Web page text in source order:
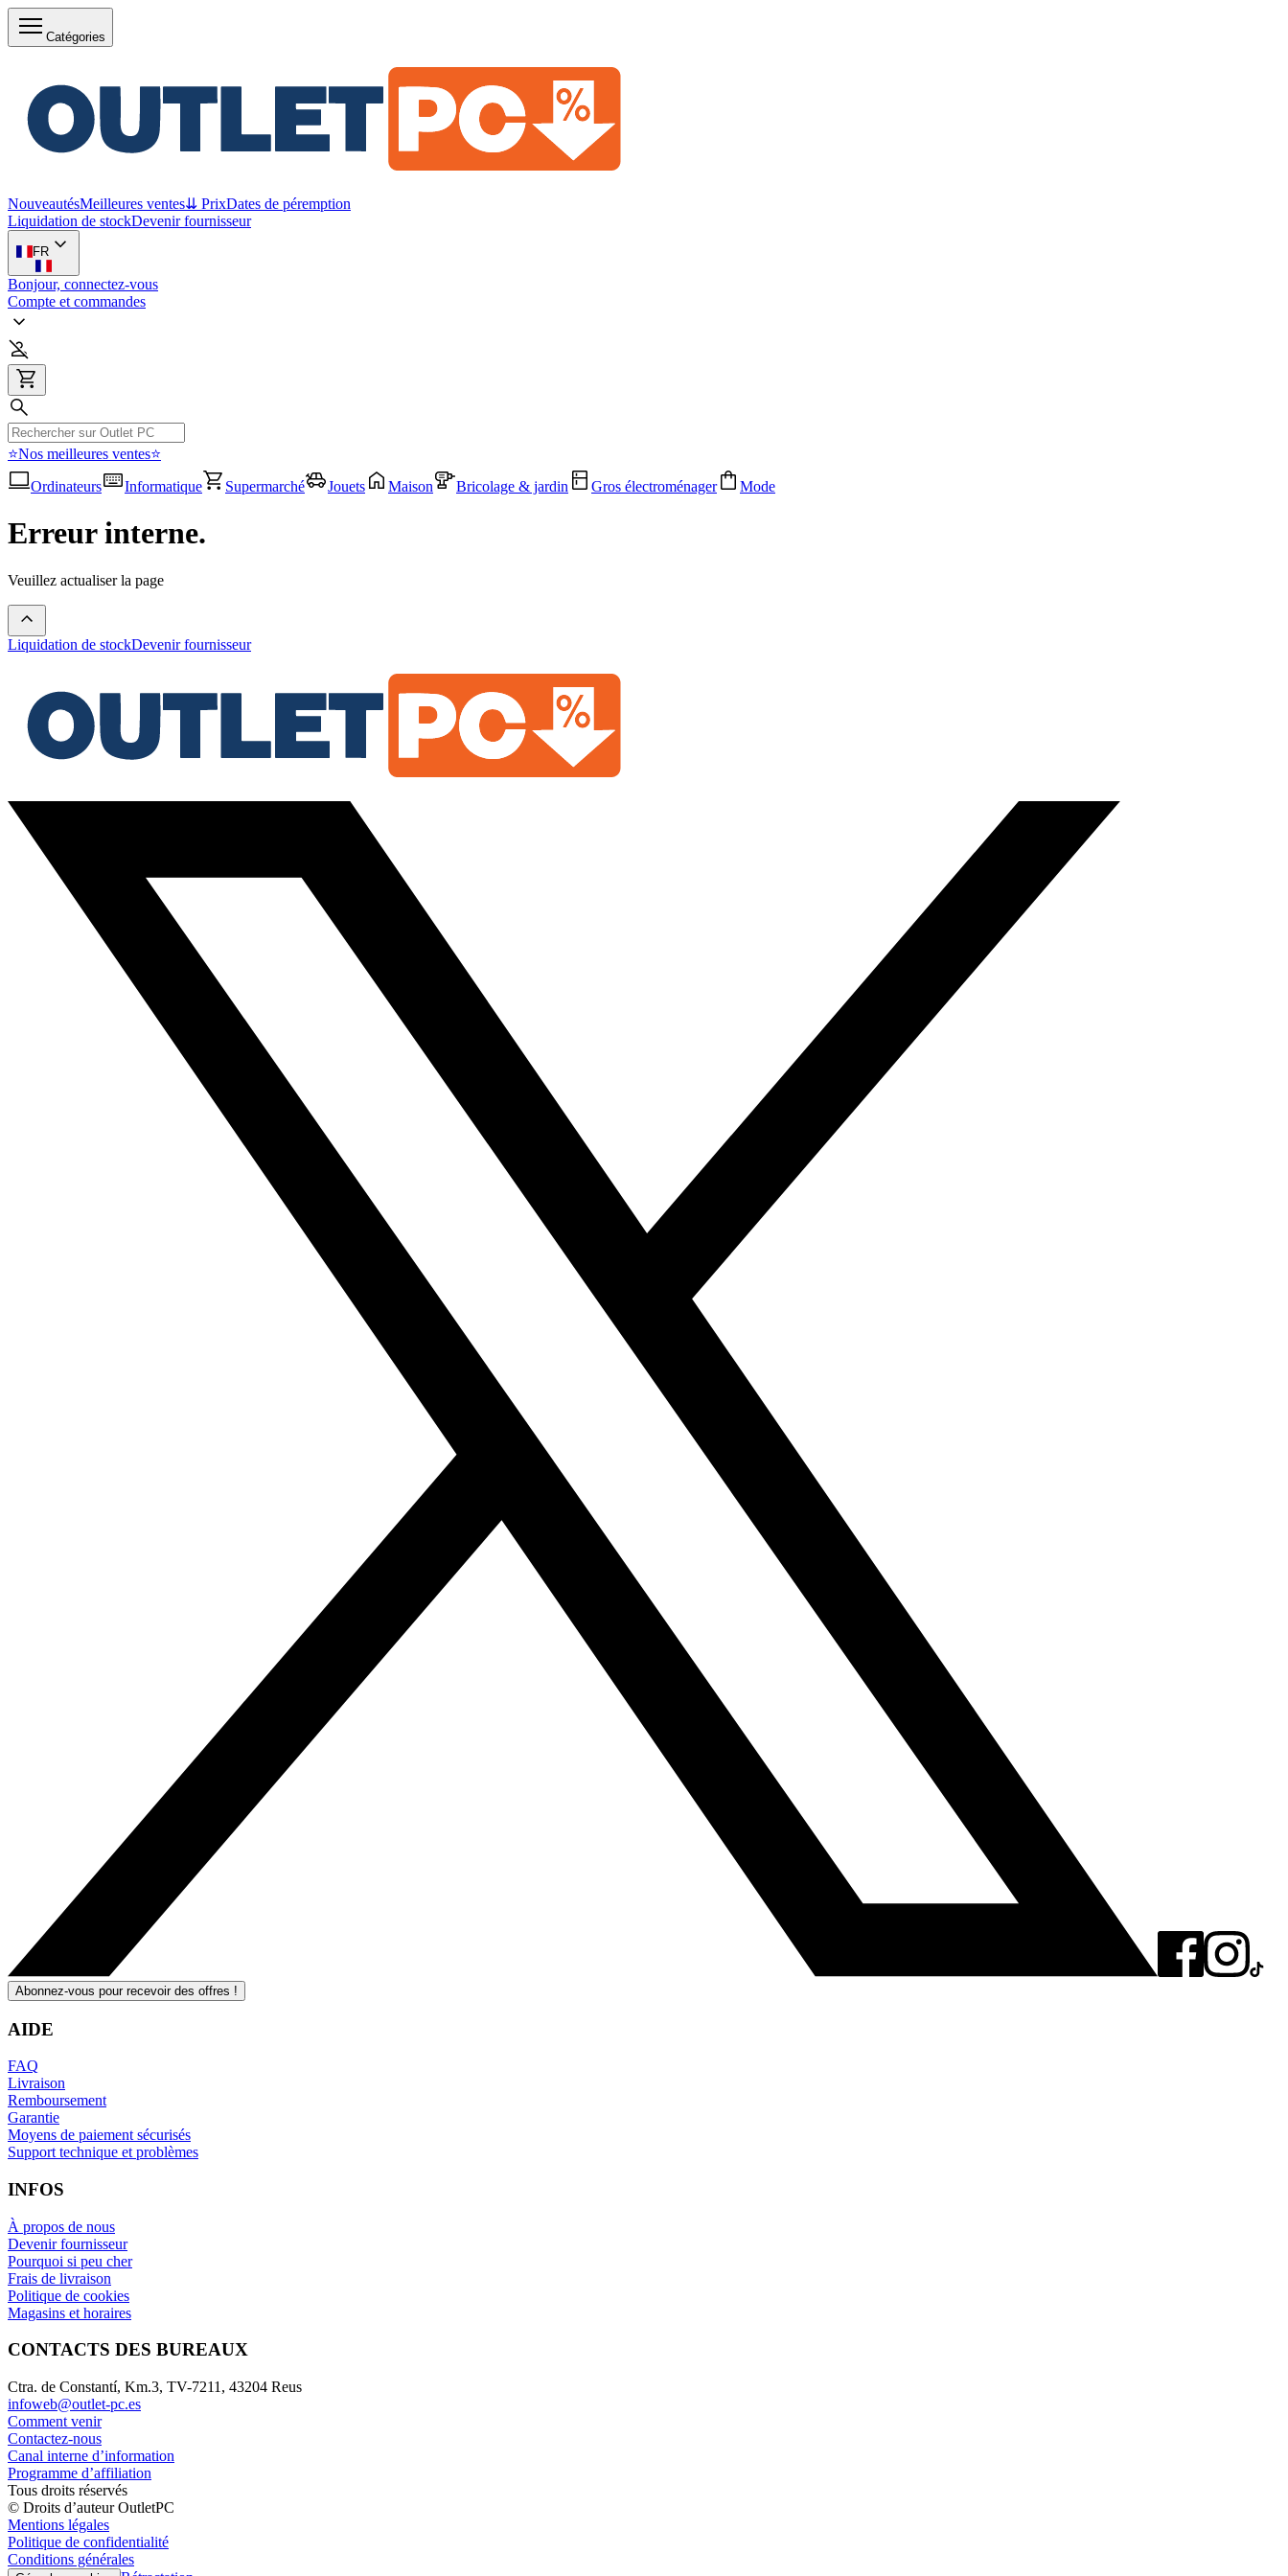
Catégories
NouveautésMeilleures ventes⇊ PrixDates de péremption
Liquidation de stockDevenir fournisseur
FR
Bonjour, connectez-vous
Compte et commandes
⭐Nos meilleures ventes⭐
Ordinateurs
Informatique Supermarché Jouets Maison Bricolage & jardin Gros électroménager Mode
Erreur interne.
Veuillez actualiser la page
Liquidation de stockDevenir fournisseur
Abonnez-vous pour recevoir des offres !
AIDE
FAQ
Livraison
Remboursement
Garantie
Moyens de paiement sécurisés
Support technique et problèmes
INFOS
À propos de nous
Devenir fournisseur
Pourquoi si peu cher
Frais de livraison
Politique de cookies
Magasins et horaires
CONTACTS DES BUREAUX
Ctra. de Constantí, Km.3, TV-7211, 43204 Reus
infoweb@outlet-pc.es
Comment venir
Contactez-nous
Canal interne d’information
Programme d’affiliation
Tous droits réservés
© Droits d’auteur OutletPC
Mentions légales
Politique de confidentialité
Conditions générales